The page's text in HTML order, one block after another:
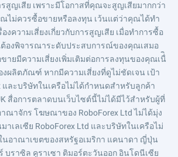
สูญเสีย เพราะมีโอกาสที่คุณจะสูญเสียมากกว่า
ไม่ควรซื้อขายหรือลงทุน เว้นแต่ว่าคุณได้ทำ
องความเสี่ยงเกี่ยวกับการสูญเสีย เมื่อทำการซื้อ
องพิจารณาระดับประสบการณ์ของคุณเสมอ
ายมีความเสี่ยงเพิ่มเติมต่อการลงทุนของคุณเนื่ิ
ผลิตภัณฑ์ หากมีความเสี่ยงที่ดูไม่ชัดเจน เป้า
และบริษัทในเครือไม่ได้กำหนดสำหรับลูกค้า
สื่อการตลาดบนเว็บไซต์นี้ไม่ได้มีไว้สำหรับผู้ที่
ณาจักร โฆษณาของ RoboForex Ltd ไม่ได้มุ่ง
าเลเซีย RoboForex Ltd และบริษัทในเครือไม่
นอาณาเขตของสหรัฐอเมริกา แคนาดา ญี่ปุ่น
บราซิล คูราเซา ติมอร์ตะวันออก อินโดนีเซีย